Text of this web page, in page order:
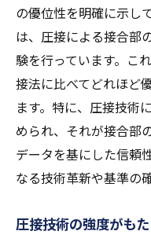
の優位性を明確に示し
は、圧接による接合部
験を行っています。こ
接法に比べてどれほど
ます。特に、圧接技術
められ、それが接合部
データを基にした信頼
なる技術革新や基準の
圧接技術の強度がも